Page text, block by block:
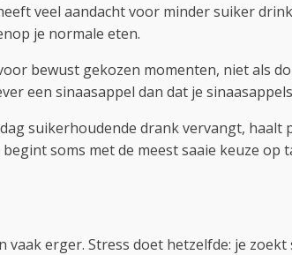
veel aandacht voor minder suiker
je normale eten.
bewust gekozen momenten, niet als
een sinaasappel dan dat je
suikerhoudende drank vervangt, haalt
soms met de meest saaie keuze op
erger. Stress doet hetzelfde: je zoekt